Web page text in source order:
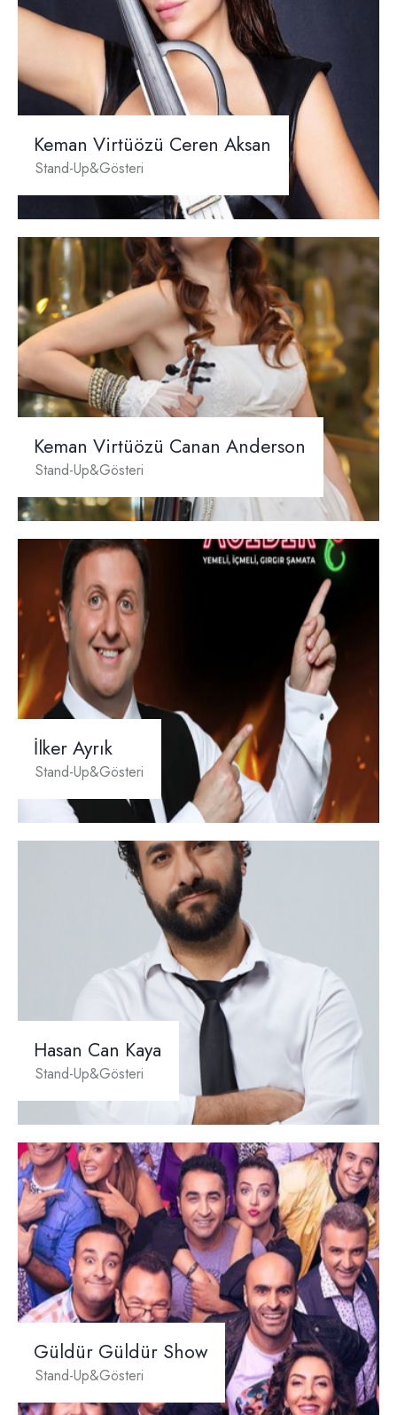
Keman Virtüözü Ceren Aksan
Stand-Up&Gösteri
Keman Virtüözü Canan Anderson
Stand-Up&Gösteri
İlker Ayrık
Stand-Up&Gösteri
Hasan Can Kaya
Stand-Up&Gösteri
Güldür Güldür Show
Stand-Up&Gösteri